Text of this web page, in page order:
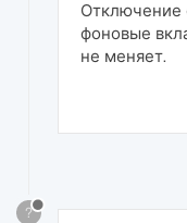
Отключение
фоновые
не меняет.
?